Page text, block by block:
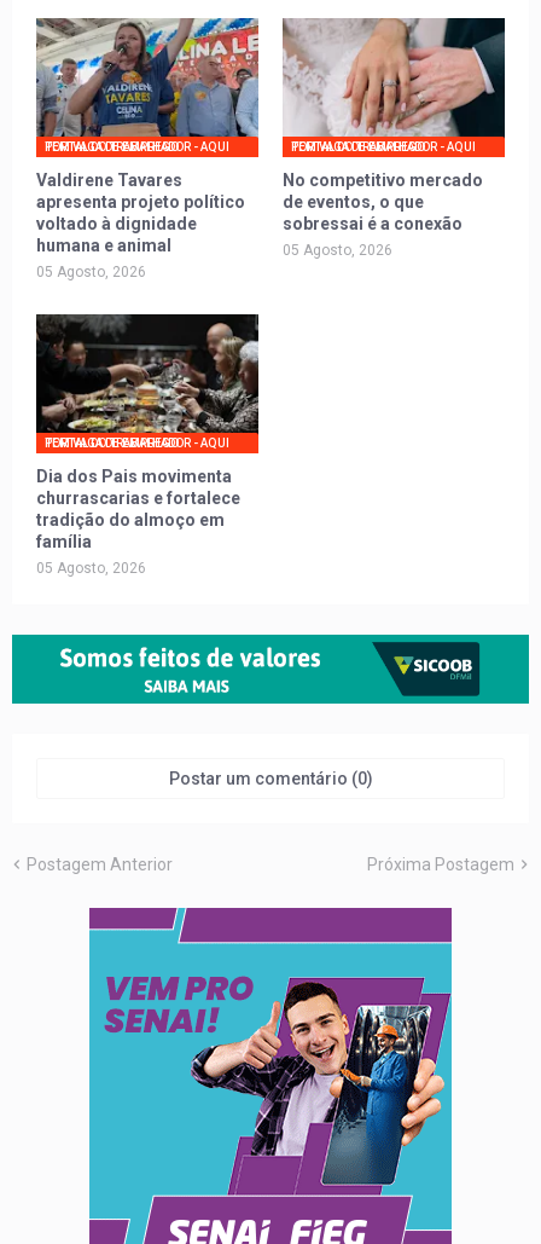
PORTAL DO TRABALHADOR - AQUI TEM VAGA DE EMPREGO
Valdirene Tavares
apresenta projeto político
voltado à dignidade
humana e animal
05 Agosto, 2026
PORTAL DO TRABALHADOR - AQUI TEM VAGA DE EMPREGO
No competitivo mercado
de eventos, o que
sobressai é a conexão
05 Agosto, 2026
PORTAL DO TRABALHADOR - AQUI TEM VAGA DE EMPREGO
Dia dos Pais movimenta
churrascarias e fortalece
tradição do almoço em
família
05 Agosto, 2026
Postar um comentário (0)
Postagem Anterior Próxima Postagem